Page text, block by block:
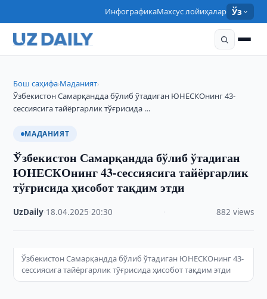
ИнфографикаМахсус лойиҳалар Ўз
Бош саҳифа›Маданият›
Ўзбекистон Самарқандда бўлиб ўтадиган ЮНЕСКОнинг 43-
сессиясига тайёргарлик тўғрисида …
МАДАНИЯТ
Ўзбекистон Самарқандда бўлиб ўтадиган
ЮНЕСКОнинг 43-сессиясига тайёргарлик
тўғрисида ҳисобот тақдим этди
UzDaily 18.04.2025 ·20:30 882 views
Ўзбекистон Самарқандда бўлиб ўтадиган ЮНЕСКОнинг 43-
сессиясига тайёргарлик тўғрисида ҳисобот тақдим этди